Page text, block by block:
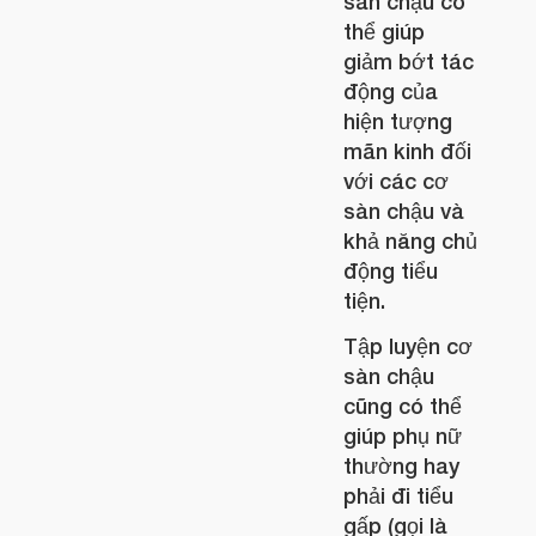
thể giúp
giảm bớt tác
động của
hiện tượng
mãn kinh đối
với các cơ
sàn chậu và
khả năng chủ
động tiểu
tiện.
Tập luyện cơ
sàn chậu
cũng có thể
giúp phụ nữ
thường hay
phải đi tiểu
gấp (gọi là